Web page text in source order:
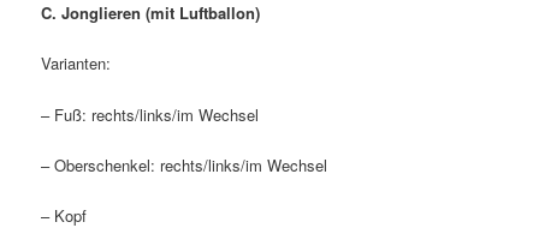
C. Jonglieren (mit Luftballon)
Varianten:
– Fuß: rechts/links/im Wechsel
– Oberschenkel: rechts/links/im Wechsel
– Kopf